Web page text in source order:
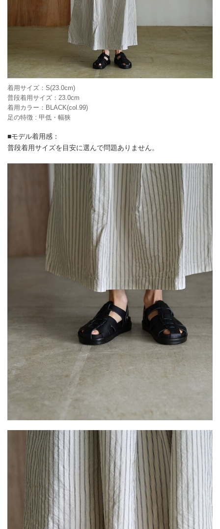
着用サイズ：S(23.0cm)
普段着用サイズ：23.0cm
着用カラー：BLACK(col.99)
足の特徴 : 甲低・幅狭
■モデル着用感：
普段着用サイズを目安に選んで問題ありません。